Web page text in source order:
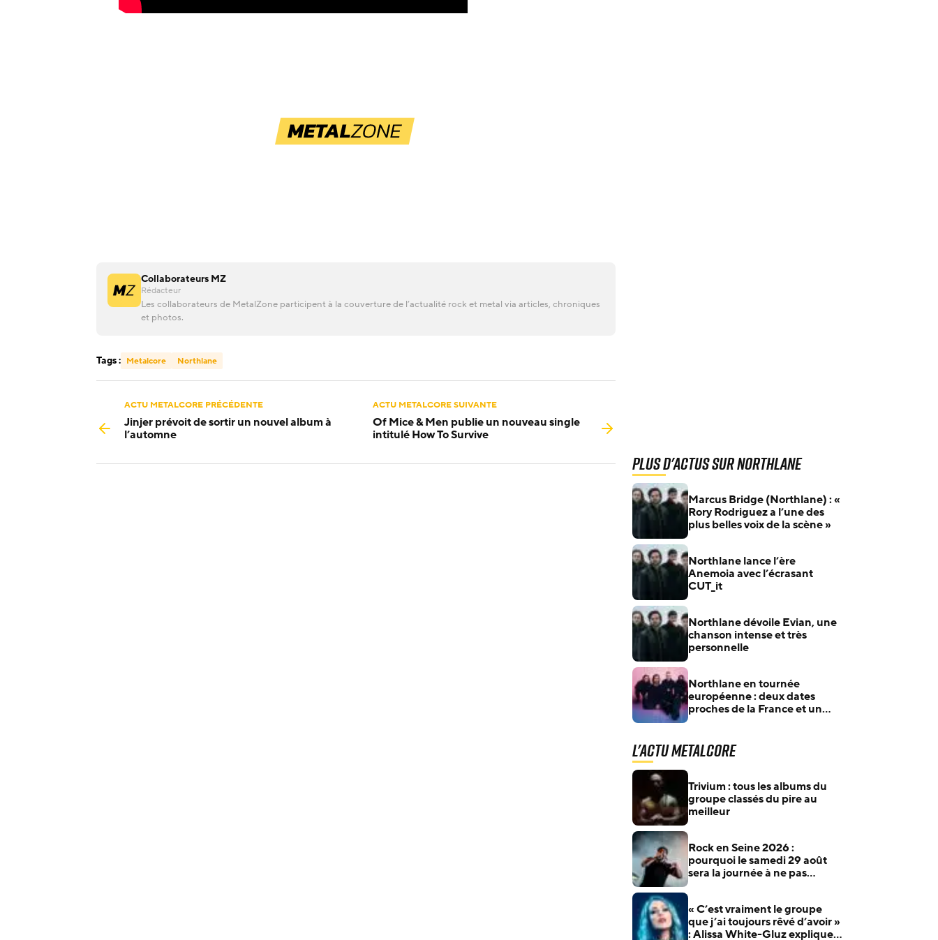
Collaborateurs MZ
Rédacteur
Les collaborateurs de MetalZone participent à la couverture de l’actualité rock et metal via articles, chroniques
et photos.
Tags : Metalcore Northlane
ACTU METALCORE PRÉCÉDENTE
Jinjer prévoit de sortir un nouvel album à
l’automne
ACTU METALCORE SUIVANTE
Of Mice & Men publie un nouveau single
intitulé How To Survive
Plus d'actus sur Northlane
Marcus Bridge (Northlane) : «
Rory Rodriguez a l’une des
plus belles voix de la scène »
Northlane lance l’ère
Anemoia avec l’écrasant
CUT_it
Northlane dévoile Evian, une
chanson intense et très
personnelle
Northlane en tournée
européenne : deux dates
proches de la France et un
L'actu Metalcore
Trivium : tous les albums du
groupe classés du pire au
meilleur
Rock en Seine 2026 :
pourquoi le samedi 29 août
sera la journée à ne pas
« C’est vraiment le groupe
que j’ai toujours rêvé d’avoir »
: Alissa White-Gluz explique